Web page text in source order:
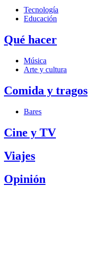
Tecnología
Educación
Qué hacer
Música
Arte y cultura
Comida y tragos
Bares
Cine y TV
Viajes
Opinión